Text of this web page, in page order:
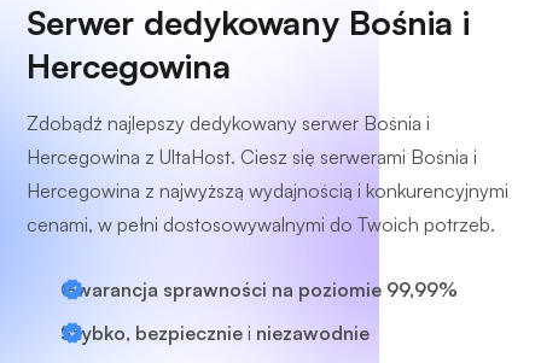
Serwer dedykowany Bośnia i
Hercegowina
Zdobądź najlepszy dedykowany serwer Bośnia i
Hercegowina z UltaHost. Ciesz się serwerami Bośnia i
Hercegowina z najwyższą wydajnością i konkurencyjnymi
cenami, w pełni dostosowywalnymi do Twoich potrzeb.
Gwarancja sprawności na poziomie 99,99%
Szybko, bezpiecznie i niezawodnie